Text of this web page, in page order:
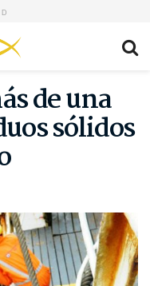
de una
sólidos